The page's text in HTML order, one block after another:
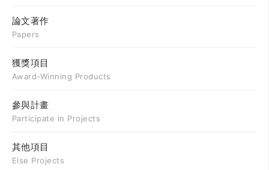
論文著作
Papers
獲獎項目
Award-Winning Products
參與計畫
Participate in Projects
其他項目
Else Projects